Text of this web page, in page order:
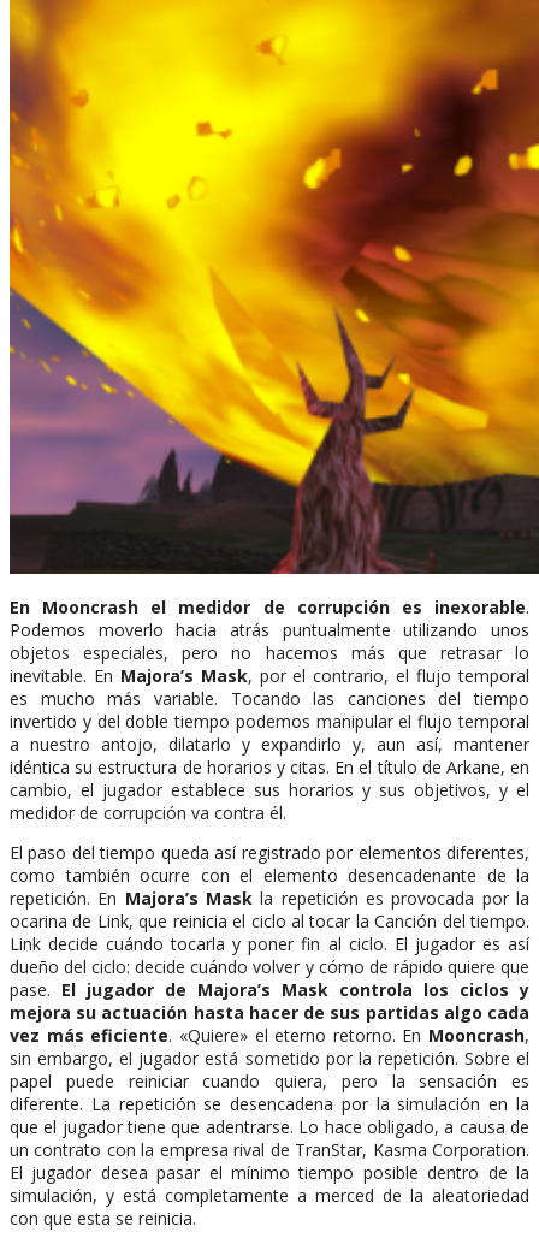
En Mooncrash el medidor de corrupción es inexorable.
Podemos moverlo hacia atrás puntualmente utilizando unos
objetos especiales, pero no hacemos más que retrasar lo
inevitable. En Majora’s Mask, por el contrario, el flujo temporal
es mucho más variable. Tocando las canciones del tiempo
invertido y del doble tiempo podemos manipular el flujo temporal
a nuestro antojo, dilatarlo y expandirlo y, aun así, mantener
idéntica su estructura de horarios y citas. En el título de Arkane, en
cambio, el jugador establece sus horarios y sus objetivos, y el
medidor de corrupción va contra él.
El paso del tiempo queda así registrado por elementos diferentes,
como también ocurre con el elemento desencadenante de la
repetición. En Majora’s Mask la repetición es provocada por la
ocarina de Link, que reinicia el ciclo al tocar la Canción del tiempo.
Link decide cuándo tocarla y poner fin al ciclo. El jugador es así
dueño del ciclo: decide cuándo volver y cómo de rápido quiere que
pase. El jugador de Majora’s Mask controla los ciclos y
mejora su actuación hasta hacer de sus partidas algo cada
vez más eficiente. «Quiere» el eterno retorno. En Mooncrash,
sin embargo, el jugador está sometido por la repetición. Sobre el
papel puede reiniciar cuando quiera, pero la sensación es
diferente. La repetición se desencadena por la simulación en la
que el jugador tiene que adentrarse. Lo hace obligado, a causa de
un contrato con la empresa rival de TranStar, Kasma Corporation.
El jugador desea pasar el mínimo tiempo posible dentro de la
simulación, y está completamente a merced de la aleatoriedad
con que esta se reinicia.